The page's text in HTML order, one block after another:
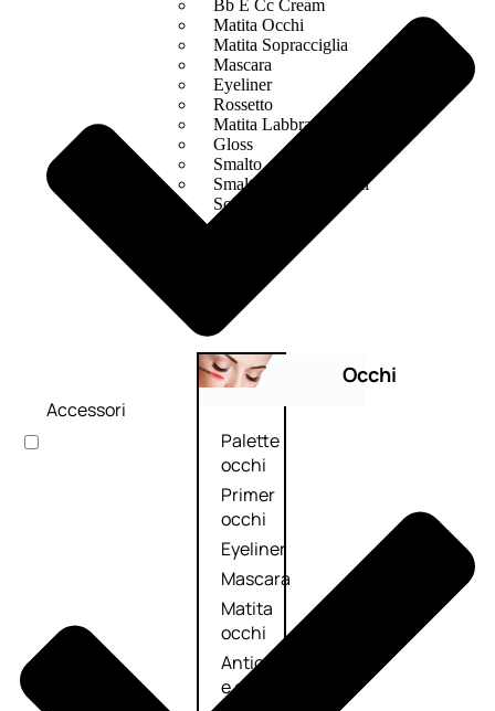
Bb E Cc Cream
Matita Occhi
Matita Sopracciglia
Mascara
Eyeliner
Rossetto
Matita Labbra
Gloss
Smalto
Smalto Effetti Speciali
Solventi Unghie
Occhi
Palette
occhi
Primer
occhi
Eyeliner
Mascara
Matita
occhi
Antiocchiaie
e correttori
Accessori